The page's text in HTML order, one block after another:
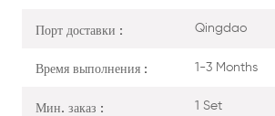
Порт доставки : Qingdao
Время выполнения : 1-3 Months
Мин. заказ : 1 Set